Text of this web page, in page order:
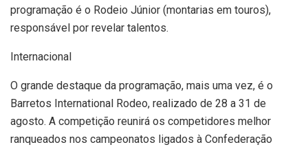
programação é o Rodeio Júnior (montarias em touros),
responsável por revelar talentos.
Internacional
O grande destaque da programação, mais uma vez, é o
Barretos International Rodeo, realizado de 28 a 31 de
agosto. A competição reunirá os competidores melhor
ranqueados nos campeonatos ligados à Confederação